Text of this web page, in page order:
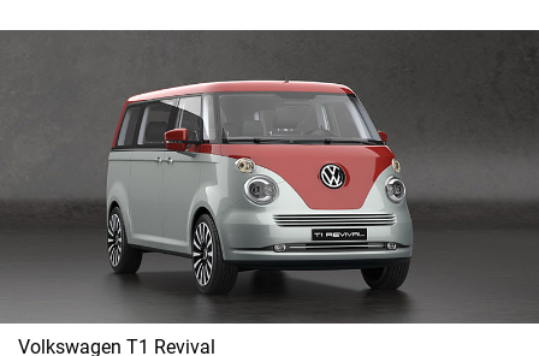
Volkswagen T1 Revival